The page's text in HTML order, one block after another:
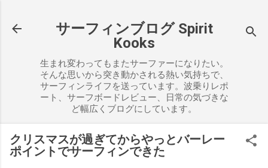
サーフィンブログ Spirit
Kooks
生まれ変わってもまたサーファーになりたい。
そんな思いから突き動かされる熱い気持ちで、
サーフィンライフを送っています。波乗りレポ
ート、サーフボードレビュー、日常の気づきな
ど幅広くブログにしています。
クリスマスが過ぎてからやっとバーレー
ポイントでサーフィンできた